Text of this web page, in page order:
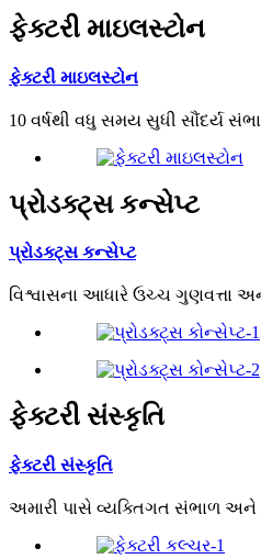
ફેક્ટરી માઇલસ્ટોન
ફેક્ટરી માઇલસ્ટોન
10 વર્ષથી વધુ સમય સુધી સૌંદર્ય
પ્રોડક્ટ્સ કન્સેપ્ટ
પ્રોડક્ટ્સ કન્સેપ્ટ
વિશ્વાસના આધારે ઉચ્ચ ગુણવત્તા
ફેક્ટરી સંસ્કૃતિ
ફેક્ટરી સંસ્કૃતિ
અમારી પાસે વ્યક્તિગત સંભાળ અને